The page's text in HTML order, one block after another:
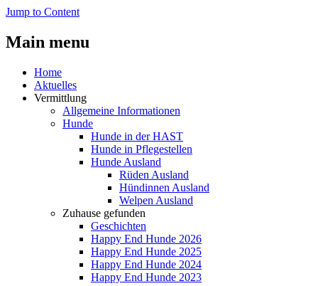
Jump to Content
Main menu
Home
Aktuelles
Vermittlung
Allgemeine Informationen
Hunde
Hunde in der HAST
Hunde in Pflegestellen
Hunde Ausland
Rüden Ausland
Hündinnen Ausland
Welpen Ausland
Zuhause gefunden
Geschichten
Happy End Hunde 2026
Happy End Hunde 2025
Happy End Hunde 2024
Happy End Hunde 2023